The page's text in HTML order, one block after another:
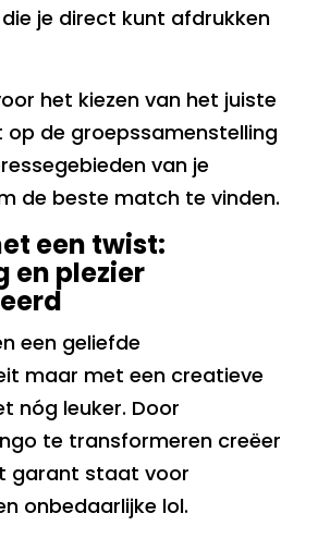
je direct kunt afdrukken
het kiezen van het juiste
op de groepssamenstelling
van je
de beste match te vinden.
een twist:
en plezier
een geliefde
maar met een creatieve
nóg leuker. Door
te transformeren creëer
garant staat voor
onbedaarlijke lol.